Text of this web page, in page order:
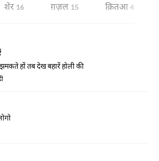
शेर 16 ग़ज़ल 15 क़ितआ 4
हों तब देख बहारें होली की